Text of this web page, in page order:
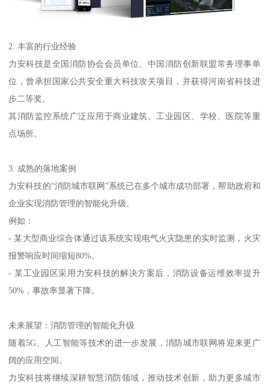
2. 丰富的行业经验
力安科技是全国消防协会会员单位、中国消防创新联盟常务理事单
位，曾承担国家公共安全重大科技攻关项目，并获得河南省科技进
步二等奖。
其消防监控系统广泛应用于商业建筑、工业园区、学校、医院等重
点场所。
3. 成熟的落地案例
力安科技的“消防城市联网”系统已在多个城市成功部署，帮助政府和
企业实现消防管理的智能化升级。
例如：
- 某大型商业综合体通过该系统实现电气火灾隐患的实时监测，火灾
报警响应时间缩短80%。
- 某工业园区采用力安科技的解决方案后，消防设备运维效率提升
50%，事故率显著下降。
未来展望：消防管理的智能化升级
随着5G、人工智能等技术的进一步发展，消防城市联网将迎来更广
阔的应用空间。
力安科技将继续深耕智慧消防领域，推动技术创新，助力更多城市